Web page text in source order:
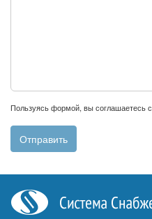
Пользуясь формой, вы соглашаетесь с